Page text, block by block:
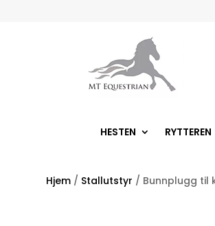
HESTEN RYTTEREN
Hjem / Stallutstyr / Bunnplugg til